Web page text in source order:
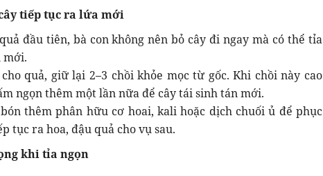
tiếp tục ra lứa mới
đầu tiên, bà con không nên bỏ cây đi ngay mà có thể tỉa
mới.
quả, giữ lại 2–3 chồi khỏe mọc từ gốc. Khi chồi này cao
ngọn thêm một lần nữa để cây tái sinh tán mới.
thêm phân hữu cơ hoai, kali hoặc dịch chuối ủ để phục
tục ra hoa, đậu quả cho vụ sau.
khi tỉa ngọn